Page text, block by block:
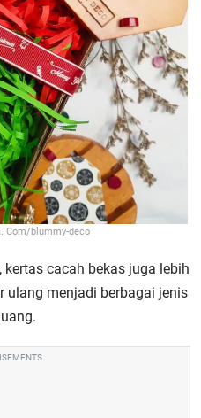
Com/blummy-deco
cacah bekas juga lebih
ulang menjadi berbagai jenis